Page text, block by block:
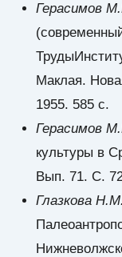
Герасимов
Маклая.
1955. 585 с.
Герасимов
культуры в
Вып. 71. С.
Глазкова